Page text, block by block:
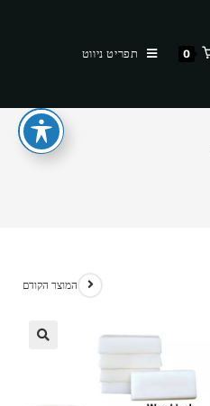
0 תפריט ניווט
המוצר הקודם